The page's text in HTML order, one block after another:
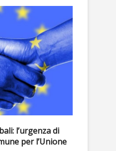
l’urgenza di
per l’Unione